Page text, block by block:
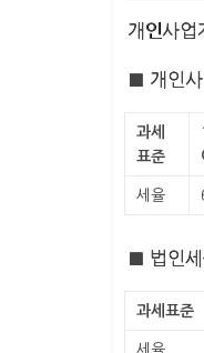
개인사업
■ 개인사
과세
표준
세율
■ 법인
과세표준